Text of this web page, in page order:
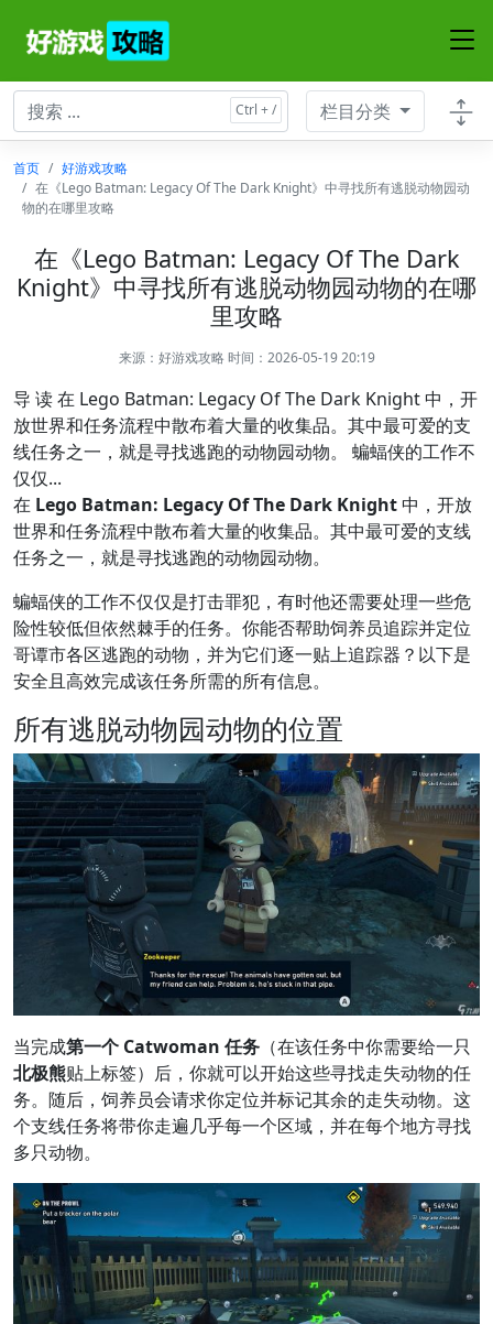
栏目分类
首页
好游戏攻略
在《Lego Batman: Legacy Of The Dark Knight》中寻找所有逃脱动物园动
物的在哪里攻略
在《Lego Batman: Legacy Of The Dark
Knight》中寻找所有逃脱动物园动物的在哪
里攻略
来源： 好游戏攻略时间：2026-05-19 20:19
导 读 在 Lego Batman: Legacy Of The Dark Knight 中，开
放世界和任务流程中散布着大量的收集品。其中最可爱的支
线任务之一，就是寻找逃跑的动物园动物。 蝙蝠侠的工作不
仅仅...
在 Lego Batman: Legacy Of The Dark Knight中，开放
世界和任务流程中散布着大量的收集品。其中最可爱的支线
任务之一，就是寻找逃跑的动物园动物。
蝙蝠侠的工作不仅仅是打击罪犯，有时他还需要处理一些危
险性较低但依然棘手的任务。你能否帮助饲养员追踪并定位
哥谭市各区逃跑的动物，并为它们逐一贴上追踪器？以下是
安全且高效完成该任务所需的所有信息。
所有逃脱动物园动物的位置
当完成第一个 Catwoman 任务 （在该任务中你需要给一只
北极熊贴上标签）后，你就可以开始这些寻找走失动物的任
务。随后，饲养员会请求你定位并标记其余的走失动物。这
个支线任务将带你走遍几乎每一个区域，并在每个地方寻找
多只动物。